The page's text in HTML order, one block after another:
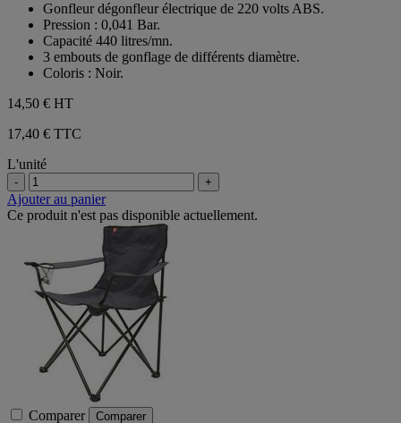
étoiles.
Gonfleur dégonfleur électrique de 220 volts ABS.
Pression : 0,041 Bar.
Capacité 440 litres/mn.
3 embouts de gonflage de différents diamètre.
Coloris : Noir.
14,50 € HT
17,40 € TTC
L'unité
- +
Ajouter au panier
Ce produit n'est pas disponible actuellement.
Comparer Comparer